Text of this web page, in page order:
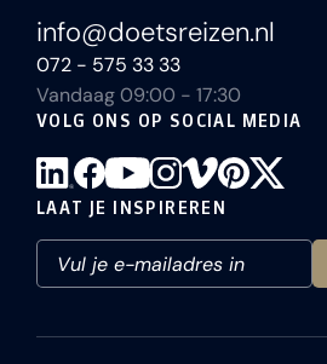
info@doetsreizen.nl
072 - 575 33 33
Vandaag 09:00 - 17:30
VOLG ONS OP SOCIAL MEDIA
LAAT JE INSPIREREN